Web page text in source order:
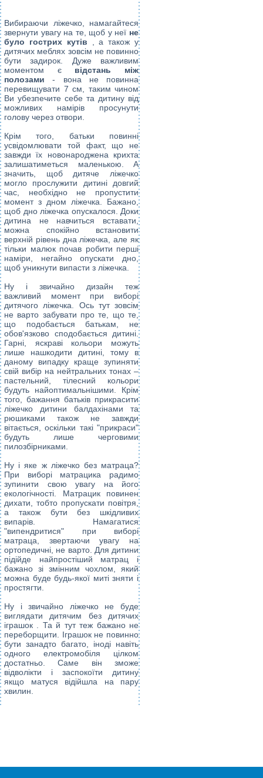
Вибираючи ліжечко, намагайтеся
звернути увагу на те, щоб у неї не
було гострих кутів , а також у
дитячих меблях зовсім не повинно
бути задирок. Дуже важливим
моментом є відстань між
полозами - вона не повинна
перевищувати 7 см, таким чином
Ви убезпечите себе та дитину від
можливих намірів просунути
голову через отвори.
Крім того, батьки повинні
усвідомлювати той факт, що не
завжди їх новонароджена крихта
залишатиметься маленькою. А
значить, щоб дитяче ліжечко
могло прослужити дитині довгий
час, необхідно не пропустити
момент з дном ліжечка. Бажано,
щоб дно ліжечка опускалося. Доки
дитина не навчиться вставати,
можна спокійно встановити
верхній рівень дна ліжечка, але як
тільки малюк почав робити перші
наміри, негайно опускати дно,
щоб уникнути випасти з ліжечка.
Ну і звичайно дизайн теж
важливий момент при виборі
дитячого ліжечка. Ось тут зовсім
не варто забувати про те, що те,
що подобається батькам, не
обов'язково сподобається дитині.
Гарні, яскраві кольори можуть
лише нашкодити дитині, тому в
даному випадку краще зупиняти
свій вибір на нейтральних тонах –
пастельний, тілесний кольори
будуть найоптимальнішими. Крім
того, бажання батьків прикрасити
ліжечко дитини балдахінами та
рюшиками також не завжди
вітається, оскільки такі "прикраси"
будуть лише черговими
пилозбірниками.
Ну і яке ж ліжечко без матраца?
При виборі матрацика радимо
зупинити свою увагу на його
екологічності. Матрацикповинен
дихати, тобто пропускати повітря,
а також бути без шкідливих
випарів. Намагатися
"випендритися" при виборі
матраца, звертаючи увагу на
ортопедичні, не варто. Для дитини
підійде найпростіший матрац і
бажано зі змінним чохлом, який
можна буде будь-якої миті зняти і
простягти.
Ну і звичайно ліжечко не буде
виглядати дитячим без дитячих
іграшок . Та й тут теж бажано не
переборщити. Іграшок не повинно
бути занадто багато, іноді навіть
одного електромобіля цілком
достатньо. Саме він зможе
відволікти і заспокоїти дитину
якщо матуся відійшла на пару
хвилин.